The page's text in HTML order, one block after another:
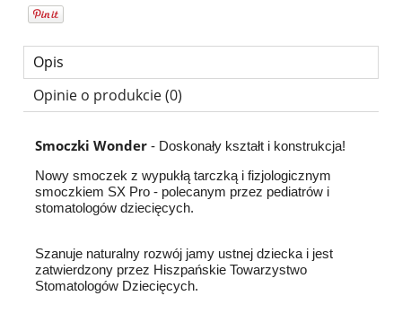
Opis
Opinie o produkcie (0)
Smoczki Wonder - Doskonały kształt i konstrukcja!
Nowy smoczek z wypukłą tarczką i fizjologicznym
smoczkiem SX Pro - polecanym przez pediatrów i
stomatologów dziecięcych.
Szanuje naturalny rozwój jamy ustnej dziecka i jest
zatwierdzony przez Hiszpańskie Towarzystwo
Stomatologów Dziecięcych.